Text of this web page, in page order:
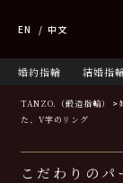
婚約指輪 結婚指
EN 中文
TANZO.（鍛造指輪）
た、V字のリング
こだわりの